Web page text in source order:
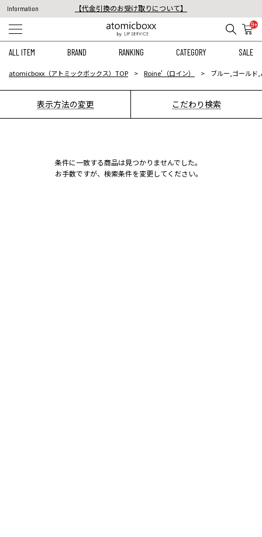
Information
【代金引換のお受け取りについて】
税込11,000円以上のご注文で送料無料！
9+
ALL ITEM BRAND RANKING CATEGORY SALE
atomicboxx（アトミックボックス）TOP Roine'（ロイン） ブルー,ゴールド
表示方法の変更 こだわり検索
条件に一致する商品は見つかりませんでした。
お手数ですが、検索条件を変更してください。